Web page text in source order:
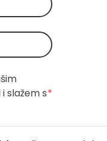
slažem s *